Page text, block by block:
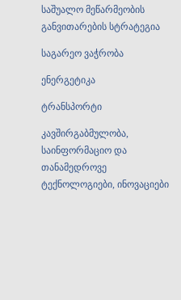
საშუალო მეწარმეობის
განვითარების სტრატეგია
საგარეო ვაჭრობა
ენერგეტიკა
ტრანსპორტი
კავშირგაბმულობა,
საინფორმაციო და
თანამედროვე
ტექნოლოგიები, ინოვაციები